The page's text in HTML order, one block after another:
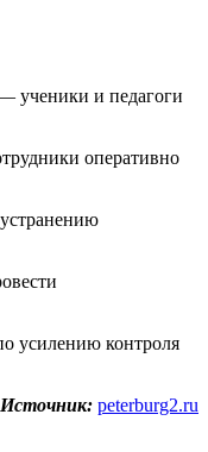
ученики и педагоги
оперативно
усилению контроля
Источник: peterburg2.ru